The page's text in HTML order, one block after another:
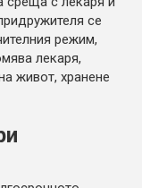
се
режим,
лекаря,
живот, хранене